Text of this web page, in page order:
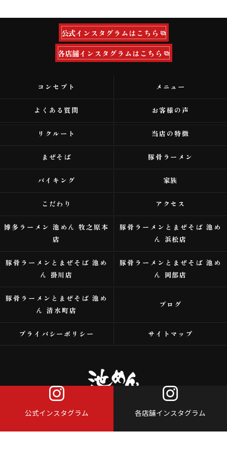
公式インスタグラム 各店舗インスタグラム
公式インスタグラムはこちら
各店舗インスタグラムはこちら
コンセプト メニュー
よくある質問 お客様の声
リクルート 当店の特徴
まぜそば 豚骨ラーメン
バイキング 家族
こだわり アクセス
博多ラーメン 池めん 牧之原本
店
豚骨ラーメンとまぜそば 池め
ん 浜松店
豚骨ラーメンとまぜそば 池め
ん 掛川店
豚骨ラーメンとまぜそば 池め
ん 岡部店
豚骨ラーメンとまぜそば 池め
ん 清水町店
ブログ
プライバシーポリシー サイトマップ